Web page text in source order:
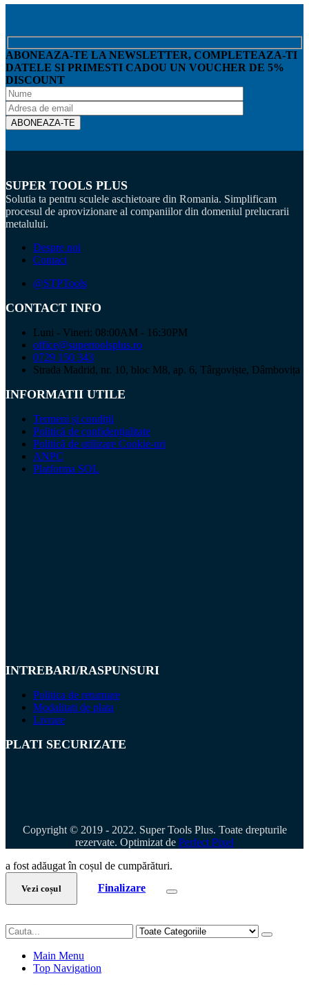
ABONEAZA-TE LA NEWSLETTER, COMPLETEAZA-TI
DATELE SI PRIMESTI CADOU UN VOUCHER DE 5%
DISCOUNT
SUPER TOOLS PLUS
Solutia ta pentru sculele aschietoare din Romania. Simplificam
procesul de aprovizionare al companiilor din domeniul prelucrarii
metalului.
Despre noi
Contact
@STPTools
CONTACT INFO
Luni - Vineri: 08:00AM - 16:30PM
office@supertoolsplus.ro
0729 150 343
Strada Madrid, nr. 10, bloc M8, ap. 6, Târgoviște, Dâmbovița
INFORMATII UTILE
Termeni și condiții
Politică de confidențialitate
Politică de utilizare Cookie-uri
ANPC
Platforma SOL
INTREBARI/RASPUNSURI
Politica de returnare
Modalitati de plata
Livrare
PLATI SECURIZATE
Copyright © 2019 - 2022. Super Tools Plus. Toate drepturile
rezervate. Optimizat de Perfect Pixel
a fost adăugat în coșul de cumpărături.
Vezi coșul Finalizare
Main Menu
Top Navigation